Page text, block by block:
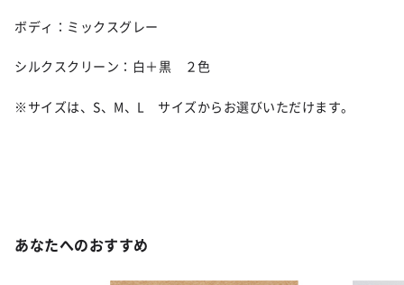
ボディ：ミックスグレー
シルクスクリーン：白＋黒 ２色
※サイズは、S、M、L サイズからお選びいただけます。
あなたへのおすすめ